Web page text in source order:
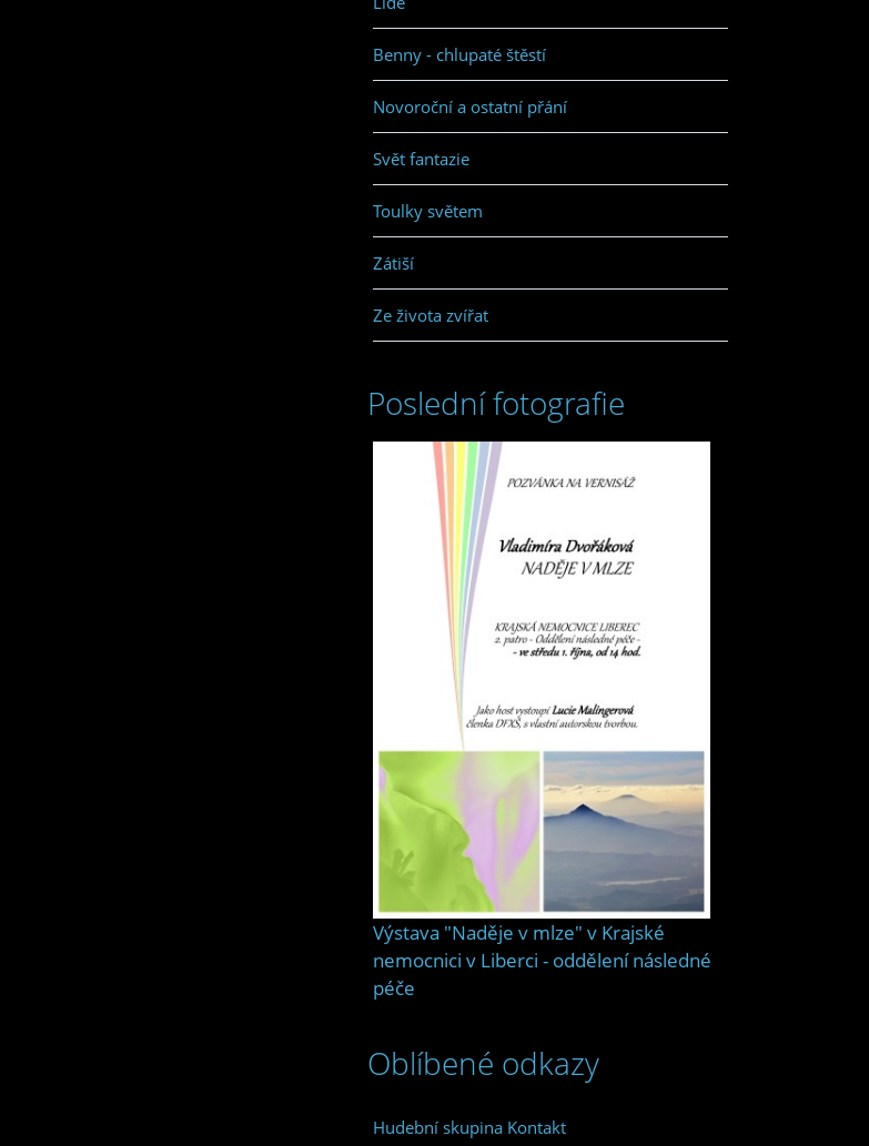
Benny - chlupaté štěstí
Novoroční a ostatní přání
Svět fantazie
Toulky světem
Zátiší
Ze života zvířat
Poslední fotografie
Výstava "Naděje v mlze" v Krajské
nemocnici v Liberci - oddělení následné
péče
Oblíbené odkazy
Hudební skupina Kontakt